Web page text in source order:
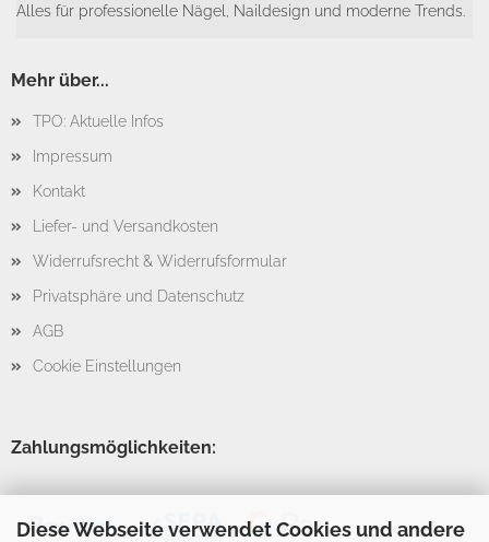
Diese Webseite verwendet Cookies und andere
Alles für professionelle Nägel, Naildesign und moderne Trends.
Mehr über...
TPO: Aktuelle Infos
Impressum
Kontakt
Liefer- und Versandkosten
Widerrufsrecht & Widerrufsformular
Privatsphäre und Datenschutz
AGB
Cookie Einstellungen
Zahlungsmöglichkeiten: